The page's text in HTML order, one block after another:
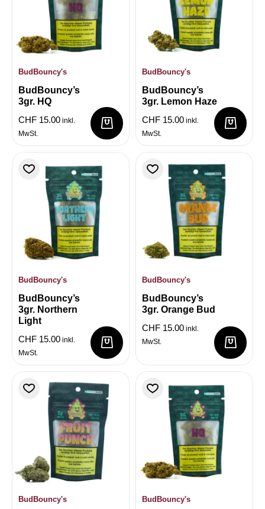
BudBouncy's
BudBouncy’s
3gr. HQ
CHF 15.00 inkl.
MwSt.
BudBouncy's
BudBouncy’s
3gr. Lemon Haze
CHF 15.00 inkl.
MwSt.
BudBouncy's
BudBouncy’s
3gr. Northern
Light
CHF 15.00 inkl.
MwSt.
BudBouncy's
BudBouncy’s
3gr. Orange Bud
CHF 15.00 inkl.
MwSt.
BudBouncy's BudBouncy's